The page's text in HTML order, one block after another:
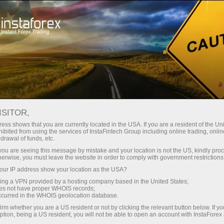
Трейдерам
Торгові умови
ІнстаФорекс
Торгові умови визначають якість онлайн-
трейдингу
shows that you are currently located in the USA. If you are a resident of the
from using the services of InstaFintech Group including online trading,
of funds, etc.
are seeing this message by mistake and your location is not the US, kindly
you must leave the website in order to comply with government
IP address show your location as the USA?
a VPN provided by a hosting company based in the United States;
not have proper WHOIS records;
in the WHOIS geolocation database.
whether you are a US resident or not by clicking the relevant button below. If
being a US resident, you will not be able to open an account with InstaForex